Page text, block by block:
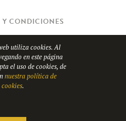
Y CONDICIONES
- TVA BE0689.967.037
utiliza cookies. Al
en este página
el uso de cookies, de
nuestra política de
cookies.